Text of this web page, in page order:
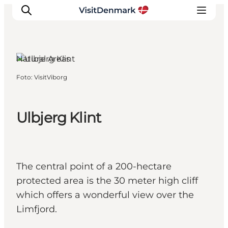
Wat te doen
Accommodaties
Ulbjerg Klint
The central point of a 200-hectare
protected area is the 30 meter high cliff
which offers a wonderful view over the
Limfjord.
Natural Areas
Foto: VisitViborg